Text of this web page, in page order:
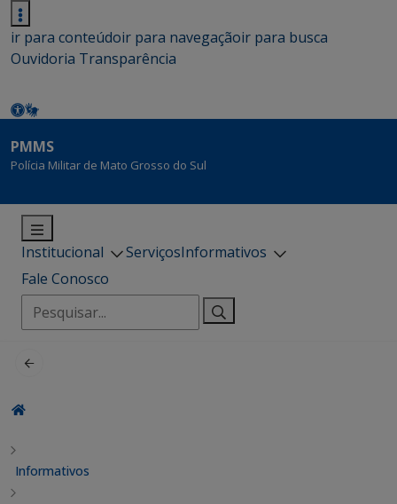
ir para conteúdoir para navegaçãoir para busca
Ouvidoria Transparência
PMMS
Polícia Militar de Mato Grosso do Sul
Institucional ServiçosInformativos
Fale Conosco
Pesquisar
por:
Informativos